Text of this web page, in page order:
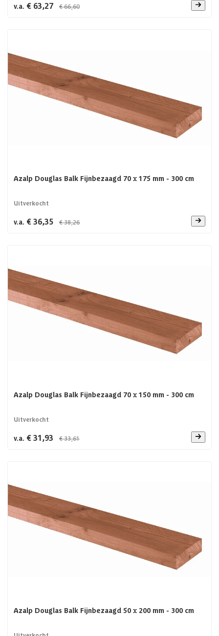
v.a. € 63,27 € 66,60
Azalp Douglas Balk Fijnbezaagd 70 x 175 mm - 300 cm
Uitverkocht
v.a. € 36,35 € 38,26
Azalp Douglas Balk Fijnbezaagd 70 x 150 mm - 300 cm
Uitverkocht
v.a. € 31,93 € 33,61
Azalp Douglas Balk Fijnbezaagd 50 x 200 mm - 300 cm